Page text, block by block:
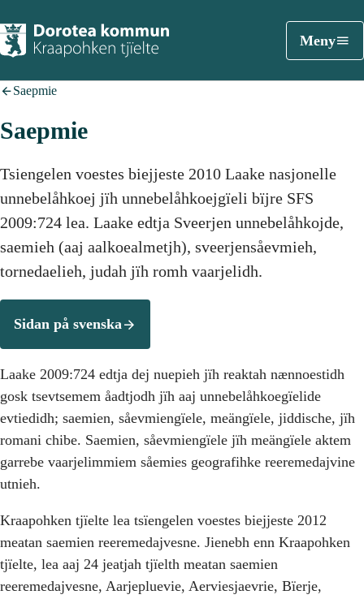
Meny
Saepmie
Saepmie
Tsiengelen voestes biejjeste 2010 Laake nasjonelle
unnebelåhkoej jïh unnebelåhkoejgïeli bïjre SFS
2009:724 lea. Laake edtja Sveerjen unnebelåhkojde,
saemieh (aaj aalkoealmetjh), sveerjensåevmieh,
tornedaelieh, judah jïh romh vaarjelidh.
Sidan på svenska
Laake 2009:724 edtja dej nuepieh jïh reaktah nænnoestidh
gosk tsevtsemem åadtjodh jïh aaj unnebelåhkoegïelide
evtiedidh; saemien, såevmiengïele, meängïele, jiddische, jïh
romani chibe. Saemien, såevmiengïele jïh meängïele aktem
garrebe vaarjelimmiem såemies geografihke reeremedajvine
utnieh.
Kraapohken tjïelte lea tsïengelen voestes biejjeste 2012
meatan saemien reeremedajvesne. Jienebh enn Kraapohken
tjïelte, lea aaj 24 jeatjah tjïelth meatan saemien
reeremedajvesne, Aarjepluevie, Aerviesjaevrie, Bïerje,